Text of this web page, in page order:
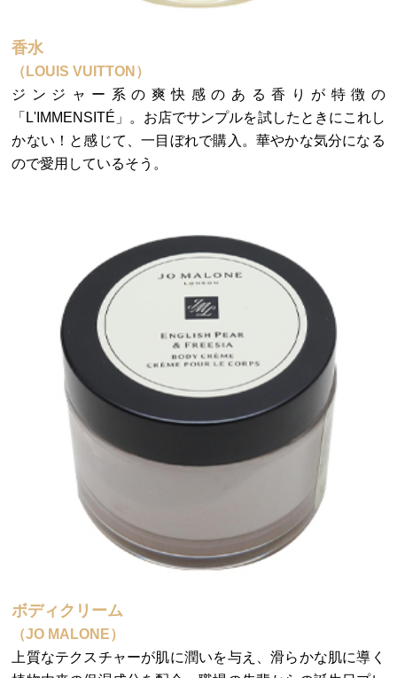
香水
（LOUIS VUITTON）
ジンジャー系の爽快感のある香りが特徴の
「L'IMMENSITÉ」。お店でサンプルを試したときにこれし
かない！と感じて、一目ぼれで購入。華やかな気分になる
ので愛用しているそう。
ボディクリーム
（JO MALONE）
上質なテクスチャーが肌に潤いを与え、滑らかな肌に導く